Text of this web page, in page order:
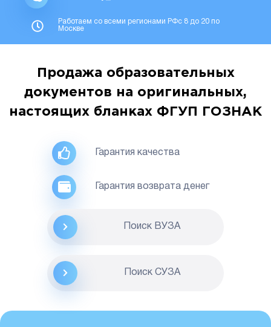
Работаем со всеми регионами РФс 8 до 20 по
Москве
Продажа образовательных
документов на оригинальных,
настоящих бланках ФГУП ГОЗНАК
Гарантия качества
Гарантия возврата денег
Поиск ВУЗА
Поиск CУЗА